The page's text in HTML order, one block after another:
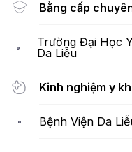
Bằng cấp
Trường Đại Học
Da Liễu
Kinh nghiệm y
Bệnh Viện Da